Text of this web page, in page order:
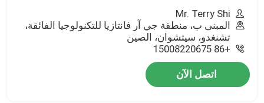
Mr. Terry Shi
المبنى ب، منطقة جي آر فانتازيا للتكنولوجيا الفائقة،
تشنغدو، سيتشوان، الصين
+86 15008220675
اتصل الآن